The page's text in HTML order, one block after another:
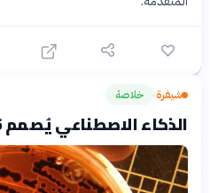
شيفرة› خلاصة
الذكاء الاصطناعي يُصمم 16 فيروسًا جديدًا